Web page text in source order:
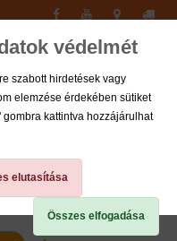
védelmét
szabott hirdetések vagy
elemzése érdekében sütiket
kattintva hozzájárulhat
elutasítása
Összes elfogadása
0